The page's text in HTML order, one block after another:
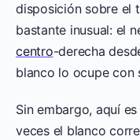
disposición sobre el
bastante inusual: el
centro-derecha
blanco lo ocupe con
Sin embargo, aquí
veces el blanco